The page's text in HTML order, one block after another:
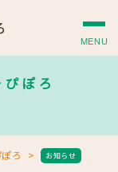
MENU
ぴぽろ
ろ お知らせ